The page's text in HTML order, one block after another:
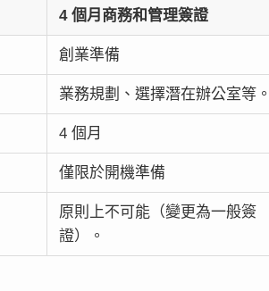
4 個月商務和管理簽證
創業準備
業務規劃、選擇潛在辦公室等。
4 個月
僅限於開機準備
原則上不可能（變更為一般簽
證）。